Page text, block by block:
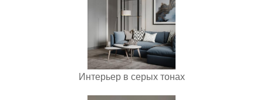
Интерьер в серых тонах